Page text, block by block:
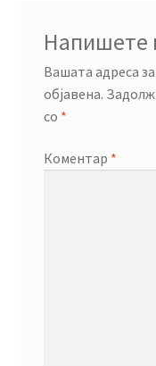
Напишете
Вашата адреса
објавена.
со *
Коментар *